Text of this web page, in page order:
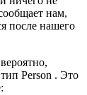
нам,
после нашего
Person . Это